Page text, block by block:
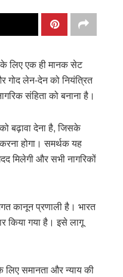
लिए एक ही मानक सेट
गोद लेन-देन को नियंत्रित
संहिता को बनाना है।
बढ़ावा देना है, जिसके
होगा। समर्थक यह
मिलेगी और सभी नागरिकों
कानून प्रणाली है। भारत
किया गया है। इसे लागू
समानता और न्याय की